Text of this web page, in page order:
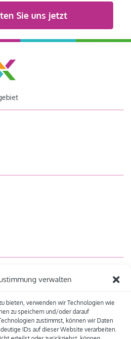
verwalten
bieten, verwenden wir Technologien wie
zu speichern und/oder darauf
zustimmst, können wir Daten
IDs auf dieser Website verarbeiten.
Sie uns jetzt